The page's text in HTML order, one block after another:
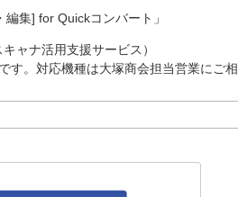
編集] for Quickコンバート」
ャナ活用支援サービス）
す。対応機種は大塚商会担当営業にご